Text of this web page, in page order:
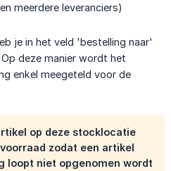
meerdere leveranciers)
je in het veld 'bestelling naar'
deze manier wordt het
enkel meegeteld voor de
op deze stocklocatie
zodat een artikel
loopt niet opgenomen wordt